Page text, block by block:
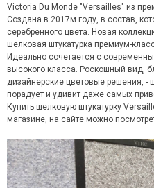
Victoria Du Monde "Versailles" из
Создана в 2017м году, в состав,
серебренного цвета. Новая
шелковая штукатурка премиум-
Идеально сочетается с
высокого класса. Роскошный вид,
дизайнерские цветовые решения, -
порадует и удивит даже самых
Купить шелковую штукатурку
магазине, на сайте можно